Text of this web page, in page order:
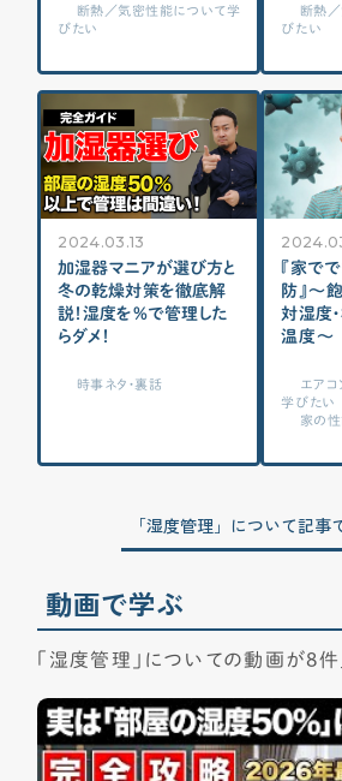
各種メディアのみなさまへ
断熱／気密性能について学
びたい
断熱
びたい
2024.03.13
加湿器マニアが選び方と
冬の乾燥対策を徹底解
説！湿度を%で管理した
らダメ！
時事ネタ・裏話
『家で
防』～
対湿度
温度～
エアコ
学びたい
家の性
「湿度管理」について記事
動画で学ぶ
「湿度管理」についての動画が8件